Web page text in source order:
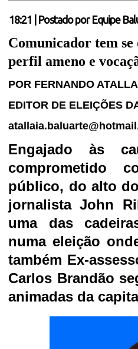
18:21 Postado por Equipe
Comunicador tem se
perfil ameno e
POR FERNANDO
EDITOR DE ELEIÇÕES
Engajado às
comprometido
público, do alto
jornalista John
uma das
numa eleição
também Ex-
Carlos Brandão
animadas da